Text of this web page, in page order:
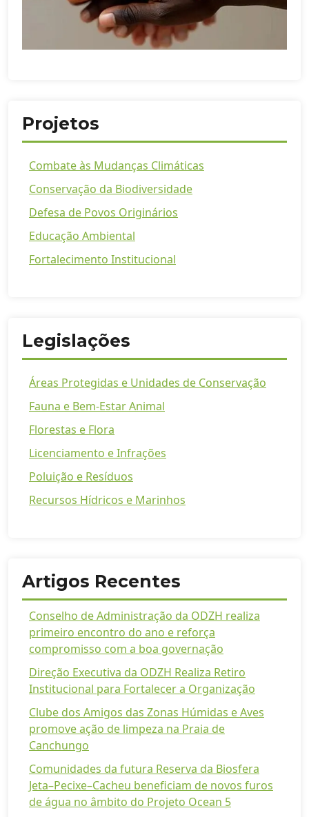
Projetos
Combate às Mudanças Climáticas
Conservação da Biodiversidade
Defesa de Povos Originários
Educação Ambiental
Fortalecimento Institucional
Legislações
Áreas Protegidas e Unidades de Conservação
Fauna e Bem-Estar Animal
Florestas e Flora
Licenciamento e Infrações
Poluição e Resíduos
Recursos Hídricos e Marinhos
Artigos Recentes
Conselho de Administração da ODZH realiza
primeiro encontro do ano e reforça
compromisso com a boa governação
Direção Executiva da ODZH Realiza Retiro
Institucional para Fortalecer a Organização
Clube dos Amigos das Zonas Húmidas e Aves
promove ação de limpeza na Praia de
Canchungo
Comunidades da futura Reserva da Biosfera
Jeta–Pecixe–Cacheu beneficiam de novos furos
de água no âmbito do Projeto Ocean 5